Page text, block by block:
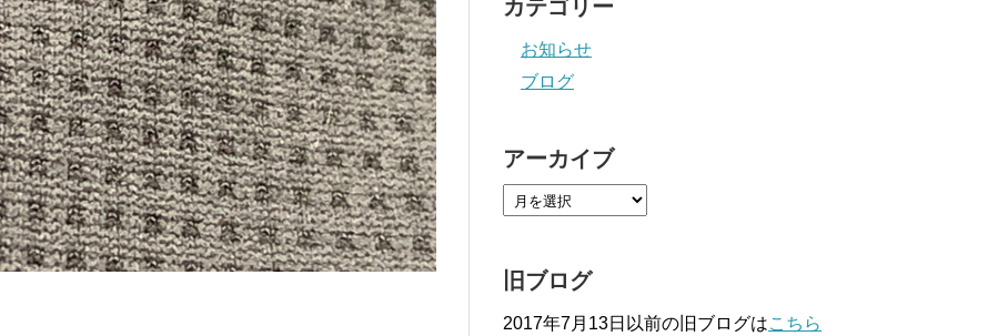
カテゴリー
お知らせ
ブログ
アーカイブ
旧ブログ
2017年7月13日以前の旧ブログはこちら